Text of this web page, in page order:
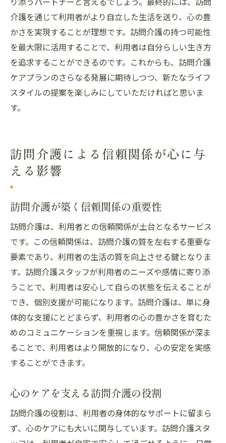
介護を通じて利用者がより自立した生活を送り、心の豊
かさを実現することが理想です。訪問介護の持つ可能性
を最大限に活用することで、利用者は自分らしい生き方
を追求することができるのです。これからも、訪問介護
ケアプランのさらなる発展に期待しつつ、新たなライフ
スタイルの提案を楽しみにしていただければと思いま
す。
訪問介護による信頼関係が心に与
える影響
訪問介護が築く信頼関係の重要性
訪問介護は、利用者との信頼関係が土台となるサービス
です。この信頼関係は、訪問介護の質を左右する重要な
要素であり、利用者の生活の質を向上させる鍵となりま
す。訪問介護スタッフが利用者のニーズや感情に寄り添
うことで、利用者は安心して自らの状態を伝えることが
でき、個別支援が可能になります。訪問介護は、単に身
体的な支援にとどまらず、利用者の心の豊かさを育むた
めのコミュニケーションを重視します。信頼関係が深ま
ることで、利用者はより開放的になり、心の安定を実感
することができます。
心のケアを支える訪問介護の役割
訪問介護の役割は、利用者の身体的なサポートに留まら
ず、心のケアにも大いに関与しています。訪問介護スタ